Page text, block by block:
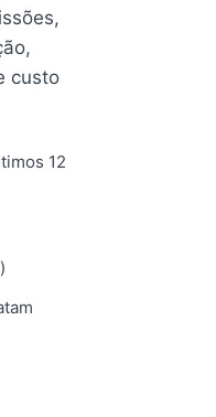
custo
12